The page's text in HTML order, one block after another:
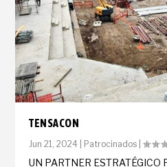
TENSACON
Jun 21, 2024 Patrocinados |
UN PARTNER ESTRATÉGICO